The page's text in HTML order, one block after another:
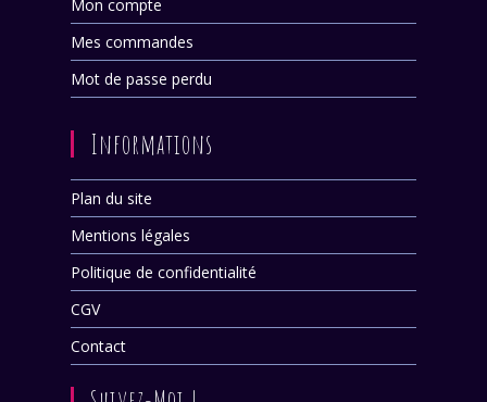
Mon compte
Mes commandes
Mot de passe perdu
Informations
Plan du site
Mentions légales
Politique de confidentialité
CGV
Contact